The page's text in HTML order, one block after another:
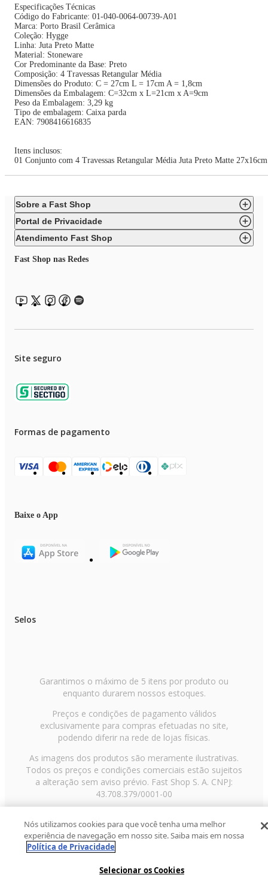
Especificações Técnicas
Código do Fabricante: 01-040-0064-00739-A01
Marca: Porto Brasil Cerâmica
Coleção: Hygge
Linha: Juta Preto Matte
Material: Stoneware
Cor Predominante da Base: Preto
Composição: 4 Travessas Retangular Média
Dimensões do Produto: C = 27cm L = 17cm A = 1,8cm
Dimensões da Embalagem: C=32cm x L=21cm x A=9cm
Peso da Embalagem: 3,29 kg
Tipo de embalagem: Caixa parda
EAN: 7908416616835
Itens inclusos:
01 Conjunto com 4 Travessas Retangular Média Juta Preto Matte 27x16cm
Sobre a Fast Shop
Portal de Privacidade
Atendimento Fast Shop
Fast Shop nas Redes
Site seguro
Formas de pagamento
Baixe o App
Selos
Garantimos o máximo de 5 itens por produto ou
enquanto durarem nossos estoques.
Preços e condições de pagamento válidos
exclusivamente para compras efetuadas no site,
podendo diferir na rede de lojas físicas.
As imagens dos produtos são meramente ilustrativas.
Todos os preços e condições comerciais estão sujeitos
a alteração sem aviso prévio. Fast Shop S. A. CNPJ:
43.708.379/0001-00
Paulo/SP, CEP 02029-001, Telefone: 11 3003-3728 ©
2013 Fast Shop - Todos os direitos reservadosRF
Nós utilizamos cookies para que você tenha uma melhor
experiência de navegação em nosso site. Saiba mais em nossa
Política de Privacidade
Selecionar os Cookies